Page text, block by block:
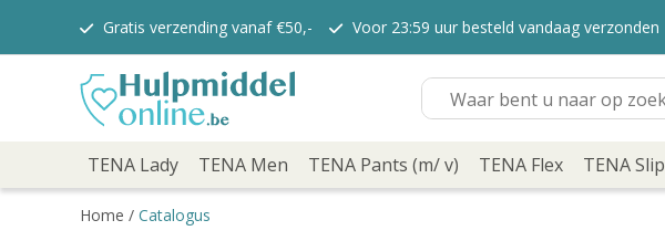
TENA Lady
TENA Lady Pants
TENA Discreet verbanden
TENA Discreet inlegkruisjes
TENA Pants (m/ v)
TENA Slip
Gratis verzending vanaf €50,- Voor 23:59 uur besteld vandaag verzonden
TENA Lady TENA Men TENA Pants (m/ v) TENA Flex TENA Slip
Home / Catalogus